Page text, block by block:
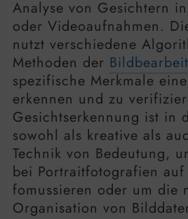
Analyse von Gesichtern
oder Videoaufnahmen.
nutzt verschiedene
Methoden der
spezifische Merkmale
erkennen und zu
Gesichtserkennung ist in
sowohl als kreative als
Technik von Bedeutung,
bei Portraitfotografien
fomussieren oder um die
Organisation von